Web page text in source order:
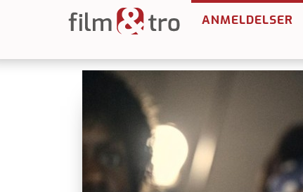
ANMELDELSER